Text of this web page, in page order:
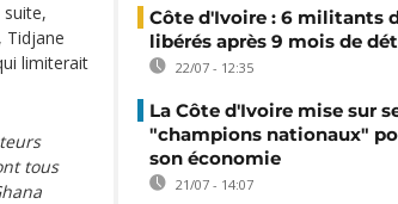
Tidjane
limiterait
tous
Côte d'Ivoire : 6 militants
libérés après 9 mois de
22/07 - 12:35
La Côte d'Ivoire mise sur
"champions nationaux"
son économie
21/07 - 14:07